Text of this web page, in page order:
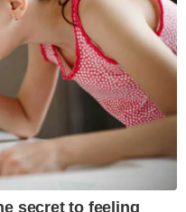
secret to feeling